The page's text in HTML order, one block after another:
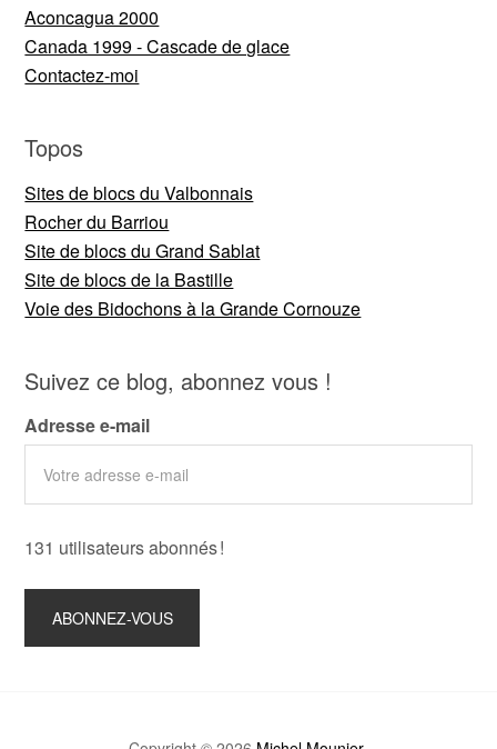
Aconcagua 2000
Canada 1999 - Cascade de glace
Contactez-moi
Topos
Sites de blocs du Valbonnais
Rocher du Barriou
Site de blocs du Grand Sablat
Site de blocs de la Bastille
Voie des Bidochons à la Grande Cornouze
Suivez ce blog, abonnez vous !
Adresse e-mail
131 utilisateurs abonnés !